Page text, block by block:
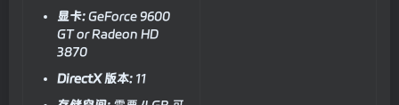
显卡:GeForce 9600
GT or Radeon HD
3870
DirectX 版本: 11